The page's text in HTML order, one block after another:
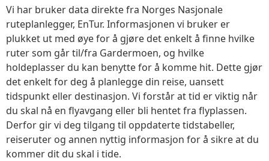
Vi har bruker data direkte fra Norges Nasjonale
ruteplanlegger, EnTur. Informasjonen vi bruker er
plukket ut med øye for å gjøre det enkelt å finne hvilke
ruter som går til/fra Gardermoen, og hvilke
holdeplasser du kan benytte for å komme hit. Dette gjør
det enkelt for deg å planlegge din reise, uansett
tidspunkt eller destinasjon. Vi forstår at tid er viktig når
du skal nå en flyavgang eller bli hentet fra flyplassen.
Derfor gir vi deg tilgang til oppdaterte tidstabeller,
reiseruter og annen nyttig informasjon for å sikre at du
kommer dit du skal i tide.